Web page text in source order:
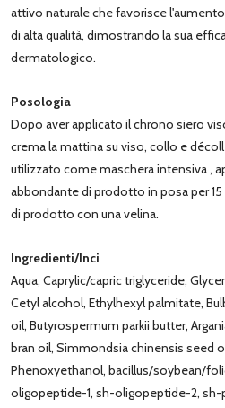
attivo naturale che favorisce
di alta qualità, dimostrando la sua
dermatologico.
Posologia
Dopo aver applicato il chrono siero
crema la mattina su viso, collo e
utilizzato come maschera intensiva ,
abbondante di prodotto in posa per 15
di prodotto con una velina.
Ingredienti/Inci
Aqua, Caprylic/capric triglyceride,
Cetyl alcohol, Ethylhexyl palmitate,
oil, Butyrospermum parkii butter,
bran oil, Simmondsia chinensis seed
Phenoxyethanol, bacillus/soybean/
oligopeptide-1, sh-oligopeptide-2, sh-